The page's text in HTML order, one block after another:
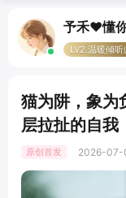
予禾❤️懂
LV2.温暖倾听
猫为阱，象为
层拉扯的自我
原创首发 2026-07-